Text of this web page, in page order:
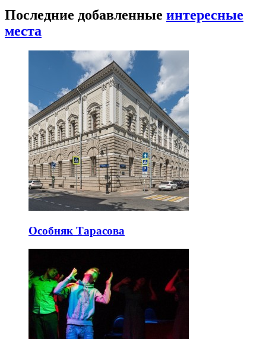
Последние добавленные интересные
места
Особняк Тарасова